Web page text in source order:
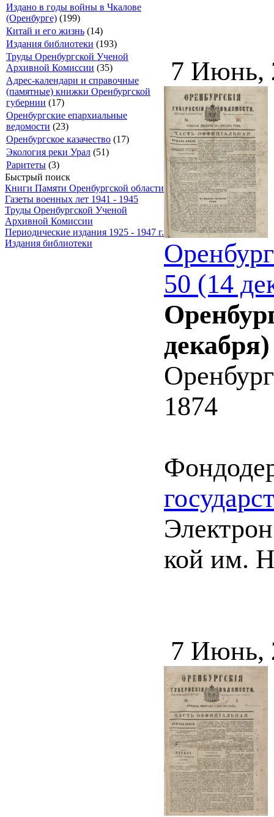
Издано в годы войны в Чкалове
(Оренбурге) (199)
Китай и его жизнь (14)
Издания библиотеки (193)
Труды Оренбургской Ученой
Архивной Комиссии (35)
Адрес-календари и справочные
(памятные) книжки Оренбургской
губернии (17)
Оренбургские епархиальные
ведомости (23)
Оренбургское казачество (17)
Экология реки Урал (51)
Раритеты (3)
Быстрый поиск
Книги Памяти Оренбургской области
Газеты военных лет 1941 - 1945
Труды Оренбургской Ученой
Архивной Комиссии
Периодические издания 1925 - 1947 г.
Издания библиотеки
7 Июнь,
50 (14
1874
кой им.
7 Июнь,